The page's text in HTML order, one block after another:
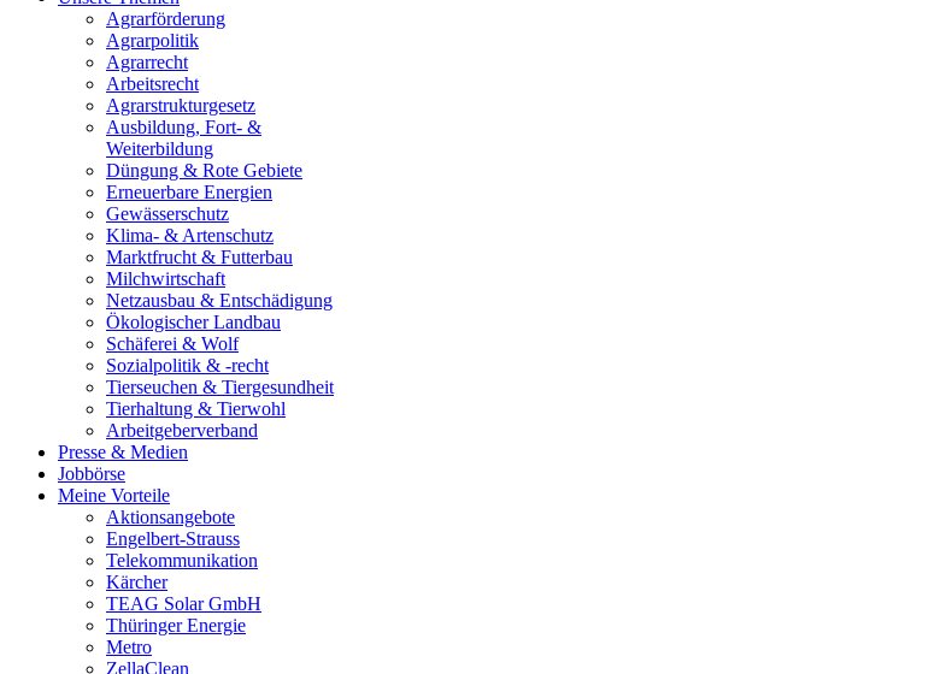
Agrarförderung
Agrarpolitik
Agrarrecht
Arbeitsrecht
Agrarstrukturgesetz
Ausbildung, Fort- &
Weiterbildung
Düngung & Rote Gebiete
Erneuerbare Energien
Gewässerschutz
Klima- & Artenschutz
Marktfrucht & Futterbau
Milchwirtschaft
Netzausbau & Entschädigung
Ökologischer Landbau
Schäferei & Wolf
Sozialpolitik & -recht
Tierseuchen & Tiergesundheit
Tierhaltung & Tierwohl
Arbeitgeberverband
Presse & Medien
Jobbörse
Meine Vorteile
Aktionsangebote
Engelbert-Strauss
Telekommunikation
Kärcher
TEAG Solar GmbH
Thüringer Energie
Metro
ZellaClean